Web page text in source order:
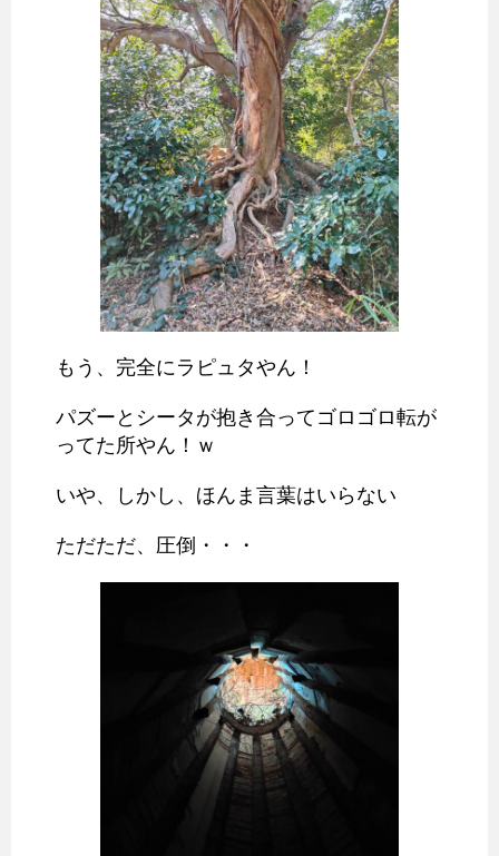
もう、完全にラピュタやん！
パズーとシータが抱き合ってゴロゴロ転が
ってた所やん！ｗ
いや、しかし、ほんま言葉はいらない
ただただ、圧倒・・・